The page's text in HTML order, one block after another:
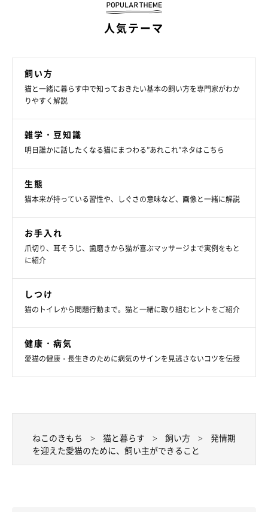
ねこのきもち投稿写真ギャラリー
けないようにしたりするといいでしょう。
余計なストレスを与えないよう、猫が興奮する原因に近づけない
人気テーマ
飼い方
猫と一緒に暮らす中で知っておきたい基本の飼い方を専門家がわか
りやすく解説
雑学・豆知識
明日誰かに話したくなる猫にまつわる”あれこれ”ネタはこちら
生態
猫本来が持っている習性や、しぐさの意味など、画像と一緒に解説
お手入れ
爪切り、耳そうじ、歯磨きから猫が喜ぶマッサージまで実例をもと
に紹介
しつけ
猫のトイレから問題行動まで。猫と一緒に取り組むヒントをご紹介
健康・病気
愛猫の健康・長生きのために病気のサインを見逃さないコツを伝授
ねこのきもち 猫と暮らす 飼い方
発情期
を迎えた愛猫のために、飼い主ができること